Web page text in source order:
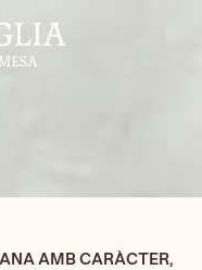
AMB CARÀCTER,